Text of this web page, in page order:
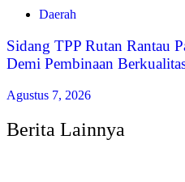
Daerah
Sidang TPP Rutan Rantau
Demi Pembinaan
Agustus 7, 2026
Berita Lainnya